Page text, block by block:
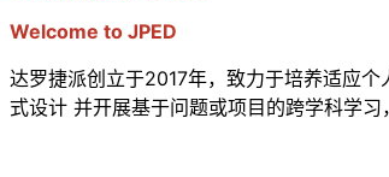
Welcome to JPED
达罗捷派创立于2017年，致力于培养适应
式设计 并开展基于问题或项目的跨学科学习